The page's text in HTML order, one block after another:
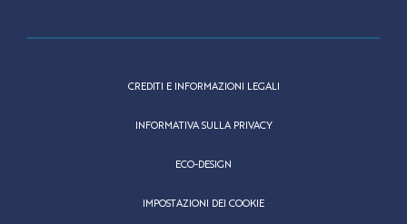
CREDITI E INFORMAZIONI LEGALI
INFORMATIVA SULLA PRIVACY
ECO-DESIGN
IMPOSTAZIONI DEI COOKIE